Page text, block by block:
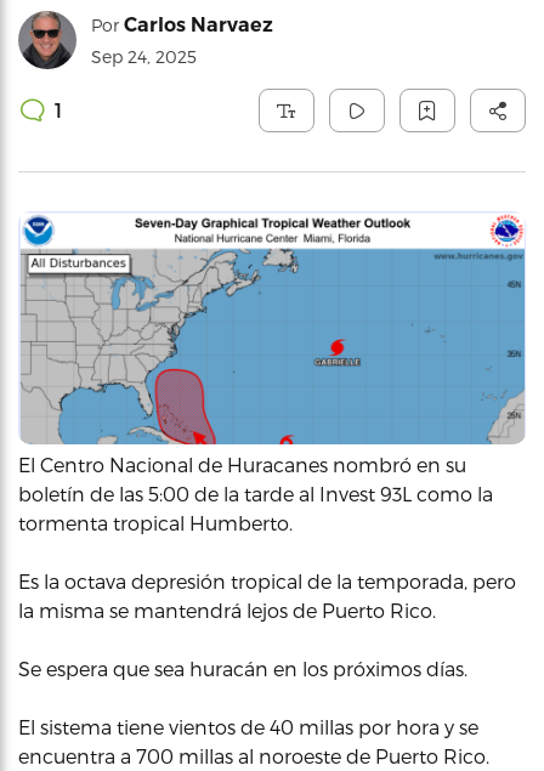
Por Carlos Narvaez
Sep 24, 2025
1
El Centro Nacional de Huracanes nombró en su
boletín de las 5:00 de la tarde al Invest 93L como la
tormenta tropical Humberto.
Es la octava depresión tropical de la temporada, pero
la misma se mantendrá lejos de Puerto Rico.
Se espera que sea huracán en los próximos días.
El sistema tiene vientos de 40 millas por hora y se
encuentra a 700 millas al noroeste de Puerto Rico.